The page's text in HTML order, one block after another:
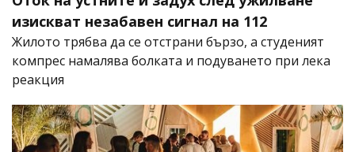
изискват незабавен сигнал на 112
Жилото трябва да се отстрани бързо, а студеният
компрес намалява болката и подуването при лека
реакция